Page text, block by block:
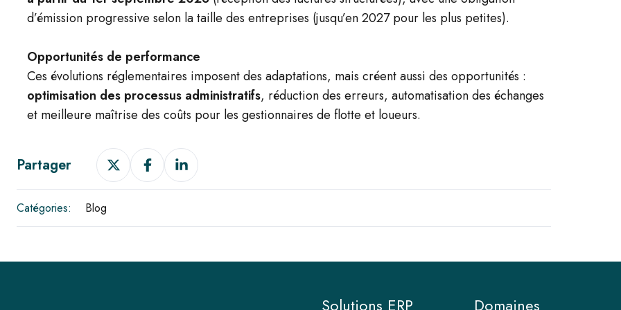
d’émission progressive selon la taille des entreprises (jusqu’en 2027 pour les plus petites).
Opportunités de performance
Ces évolutions réglementaires imposent des adaptations, mais créent aussi des opportunités :
optimisation des processus administratifs, réduction des erreurs, automatisation des échanges
et meilleure maîtrise des coûts pour les gestionnaires de flotte et loueurs.
Partager
Partager
sur
Partager
sur
Partager
sur
Catégories: Blog